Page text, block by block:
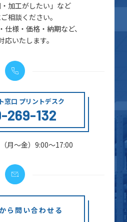
・加工がしたい」など
相談ください。
仕様・価格・納期など、
応いたします。
窓口 プリントデスク
269-132
月～金）9:00～17:00
ら問い合わせる